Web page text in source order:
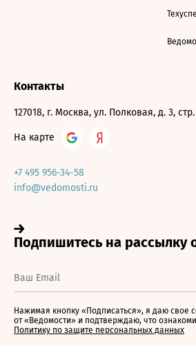
Контакты
127018, г. Москва, ул. Полковая, д. 3, стр.
На карте
+7 495 956-34-58
info@vedomosti.ru
Нажимая кнопку «Подписаться», я даю свое
от «Ведомости» и подтверждаю, что
Политику по защите персональных данных